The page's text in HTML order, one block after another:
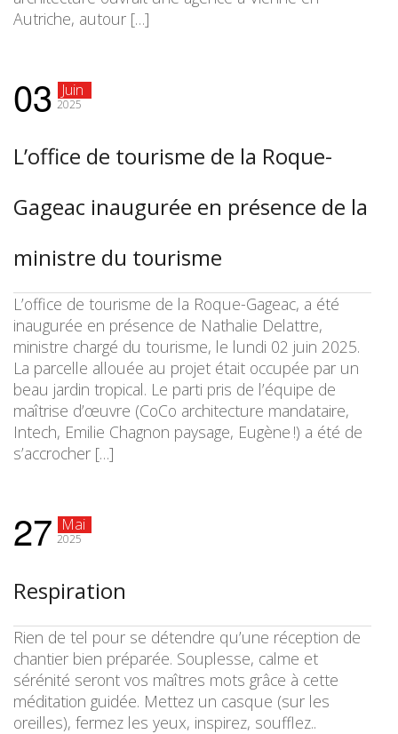
Autriche, autour […]
03 Juin
2025
L’office de tourisme de la Roque-
Gageac inaugurée en présence de la
ministre du tourisme
L’office de tourisme de la Roque-Gageac, a été
inaugurée en présence de Nathalie Delattre,
ministre chargé du tourisme, le lundi 02 juin 2025.
La parcelle allouée au projet était occupée par un
beau jardin tropical. Le parti pris de l’équipe de
maîtrise d’œuvre (CoCo architecture mandataire,
Intech, Emilie Chagnon paysage, Eugène !) a été de
s’accrocher […]
27 Mai
2025
Respiration
Rien de tel pour se détendre qu’une réception de
chantier bien préparée. Souplesse, calme et
sérénité seront vos maîtres mots grâce à cette
méditation guidée. Mettez un casque (sur les
oreilles), fermez les yeux, inspirez, soufflez..